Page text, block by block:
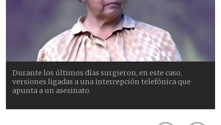
Durante los últimos días surgieron, en este caso,
versiones ligadas a una intercepción telefónica que
apunta a un asesinato.